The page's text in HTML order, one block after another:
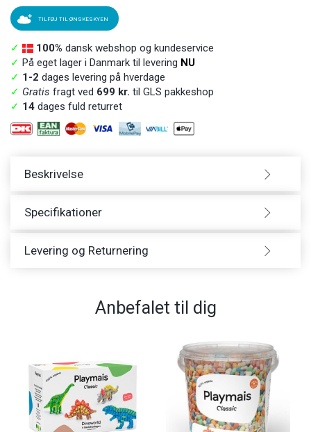
TILFØJ TIL ØNSKESKYEN
✓ 100% dansk webshop og kundeservice
✓ På eget lager i Danmark til levering NU
✓ 1-2 dages levering på hverdage
✓ Gratis fragt ved 699 kr. til GLS pakkeshop
✓ 14 dages fuld returret
Beskrivelse
Specifikationer
Levering og Returnering
Anbefalet til dig